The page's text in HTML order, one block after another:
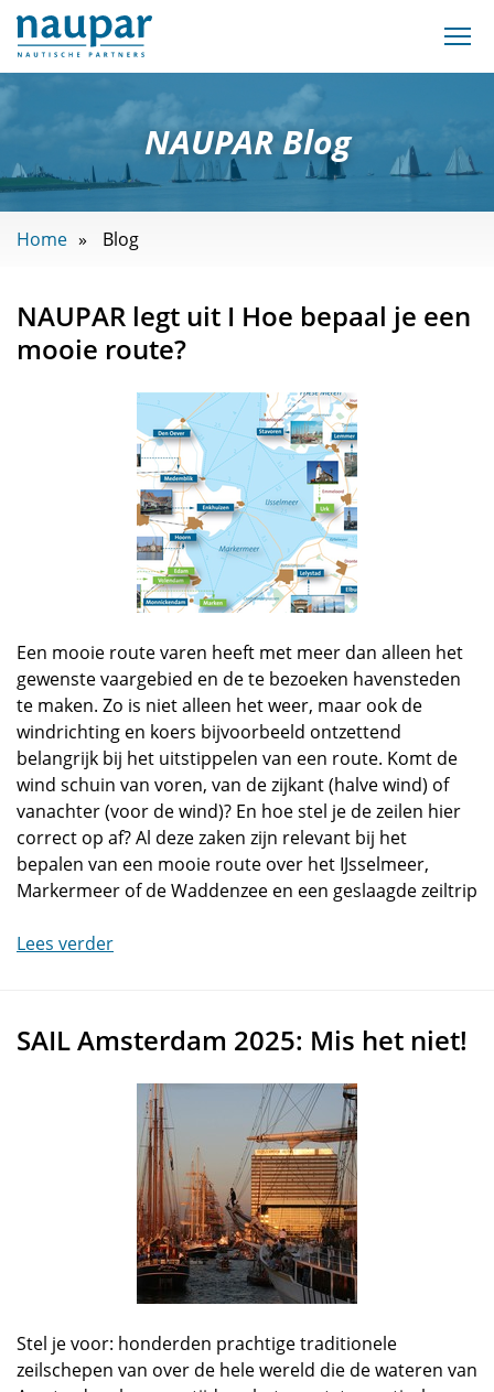
NAUPAR Blog
Home Blog
NAUPAR legt uit I Hoe bepaal je een
mooie route?
Een mooie route varen heeft met meer dan alleen het
gewenste vaargebied en de te bezoeken havensteden
te maken. Zo is niet alleen het weer, maar ook de
windrichting en koers bijvoorbeeld ontzettend
belangrijk bij het uitstippelen van een route. Komt de
wind schuin van voren, van de zijkant (halve wind) of
vanachter (voor de wind)? En hoe stel je de zeilen hier
correct op af? Al deze zaken zijn relevant bij het
bepalen van een mooie route over het IJsselmeer,
Markermeer of de Waddenzee en een geslaagde zeiltrip
Lees verder
SAIL Amsterdam 2025: Mis het niet!
Stel je voor: honderden prachtige traditionele
zeilschepen van over de hele wereld die de wateren van